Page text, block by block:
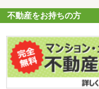
不動産をお持ちの方